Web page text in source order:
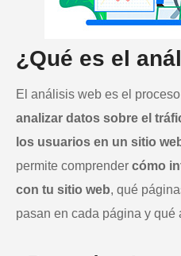
¿Qué es el
El análisis web es el
analizar datos sobre el
los usuarios en un sitio
permite comprender cómo
con tu sitio web, qué
pasan en cada página y qué